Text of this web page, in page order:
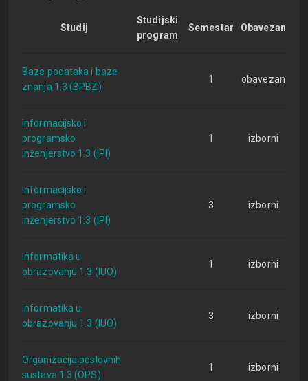
Studij
Studijski
program
Semestar Obavezan
Baze podataka i baze
znanja 1.3 (BPBZ)
1 obavezan
Informacijsko i
programsko
inženjerstvo 1.3 (IPI)
1 izborni
Informacijsko i
programsko
inženjerstvo 1.3 (IPI)
3 izborni
Informatika u
obrazovanju 1.3 (IUO)
1 izborni
Informatika u
obrazovanju 1.3 (IUO)
3 izborni
Organizacija poslovnih
sustava 1.3 (OPS)
1 izborni